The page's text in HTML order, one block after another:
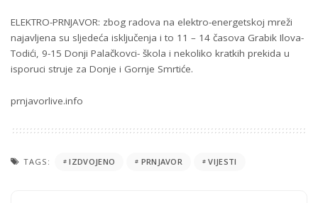
ELEKTRO-PRNJAVOR: zbog radova na elektro-energetskoj mreži
najavljena su sljedeća isključenja i to 11 – 14 časova Grabik Ilova-
Todići, 9-15 Donji Palačkovci- škola i nekoliko kratkih prekida u
isporuci struje za Donje i Gornje Smrtiće.
prnjavorlive.info
TAGS: IZDVOJENO PRNJAVOR VIJESTI